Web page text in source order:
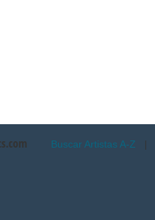
Buscar Artistas A-Z |